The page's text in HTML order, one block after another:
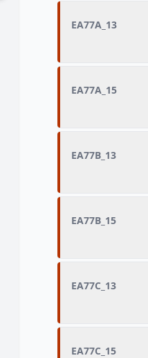
EA77A_13
EA77A_15
EA77B_13
EA77B_15
EA77C_13
EA77C_15